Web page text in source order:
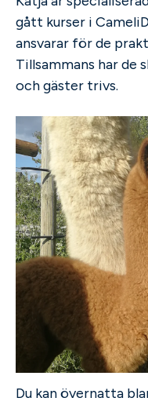
gått kurser i
ansvarar för de
Tillsammans har de
och gäster trivs.
Du kan övernatta